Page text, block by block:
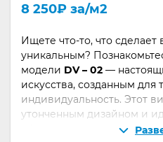
8 250₽ за/м2
Ищете что-то, что
уникальным?
модели DV – 02 —
искусства, созданным для
индивидуальность. Этот
утонченным дизайном и
оформления окон,